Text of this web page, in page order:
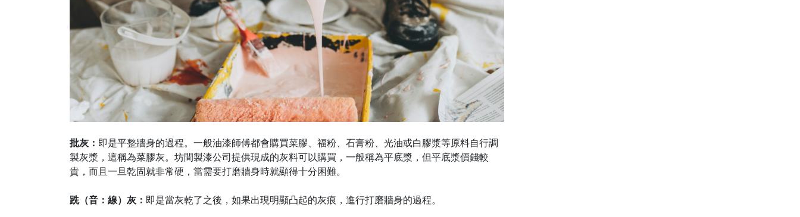
批灰： 即是平整牆身的過程。一般油漆師傅都會購買菜膠、福粉、石膏粉、光油或白膠漿等原料自行調
製灰漿，這稱為菜膠灰。坊間製漆公司提供現成的灰料可以購買，一般稱為平底漿，但平底漿價錢較
貴，而且一旦乾固就非常硬，當需要打磨牆身時就顯得十分困難。
跣（音：線）灰： 即是當灰乾了之後，如果出現明顯凸起的灰痕，進行打磨牆身的過程。